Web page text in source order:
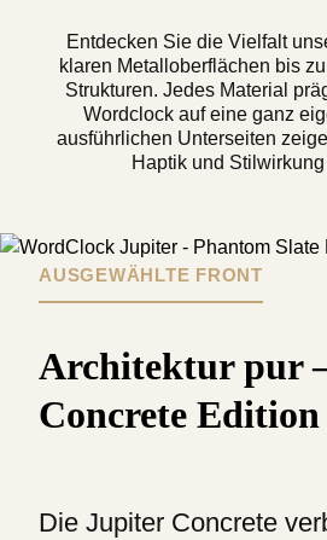
Entdecken Sie die Vielfalt
klaren Metalloberflächen bis
Strukturen. Jedes Material
Wordclock auf eine ganz
ausführlichen Unterseiten
Haptik und
AUSGEWÄHLTE FRONT
Architektur pur
Concrete Edition
Die Jupiter Concrete